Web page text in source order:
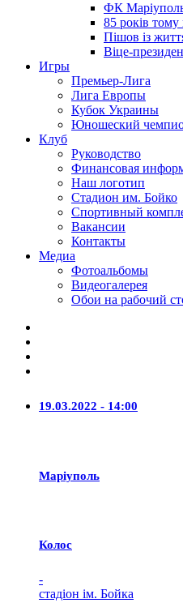
ФК
85 років
Пішов із
Віце-
Игры
Премьер-Лига
Лига Европы
Кубок Украины
Юношеский
Клуб
Руководство
Финансовая
Наш логотип
Стадион им. Бойко
Спортивный
Вакансии
Контакты
Медиа
Фотоальбомы
Видеогалерея
Обои на рабочий
19.03.2022 - 14:00
Маріуполь
Колос
-
стадіон ім. Бойка